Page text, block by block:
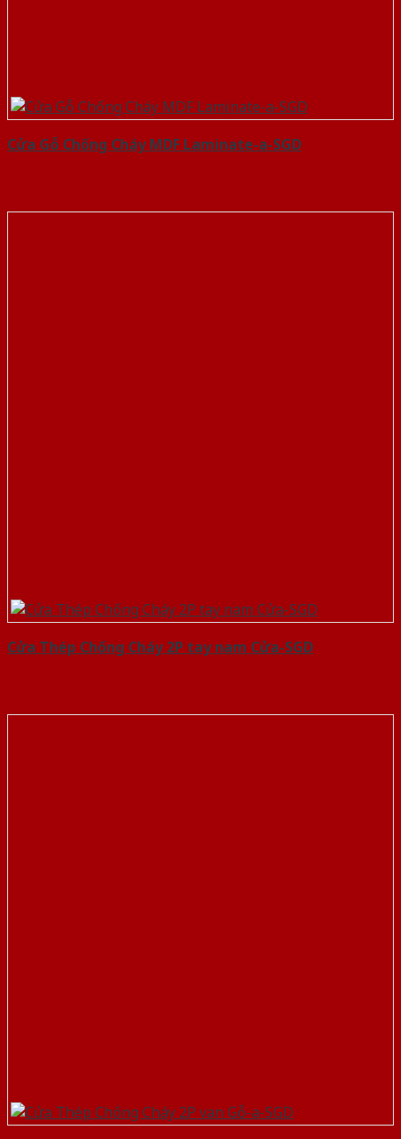
Cửa Gỗ Chống Cháy MDF Laminate-a-SGD
Cửa Thép Chống Cháy 2P tay nam Cửa-SGD